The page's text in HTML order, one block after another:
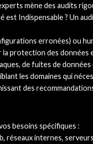
mène des audits
Indispensable ? Un
erronées) ou
protection des données
de fuites de
les domaines qui
des
besoins spécifiques :
réseaux internes,